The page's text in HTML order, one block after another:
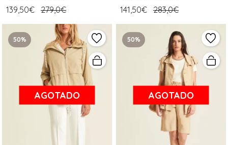
139,50€ 279,0€ 141,50€ 283,0€
50%
AGOTADO
50%
AGOTADO